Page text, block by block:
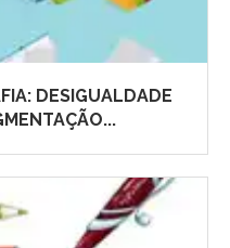
DESIGUALDADE